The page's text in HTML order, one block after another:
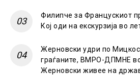
Филипче за Францускиот
Кој оди на екскурзија во
Жерновски удри по
граѓаните, ВМРО-ДПМНЕ
Жерновски живее на